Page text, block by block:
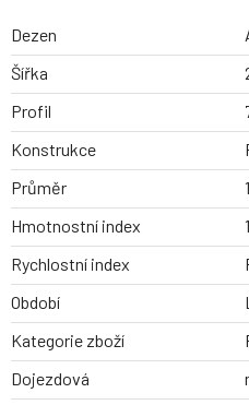
Dezen
Šířka
Profil
Konstrukce
Průměr
Hmotnostní index
Rychlostní index
Období
Kategorie zboží
Dojezdová